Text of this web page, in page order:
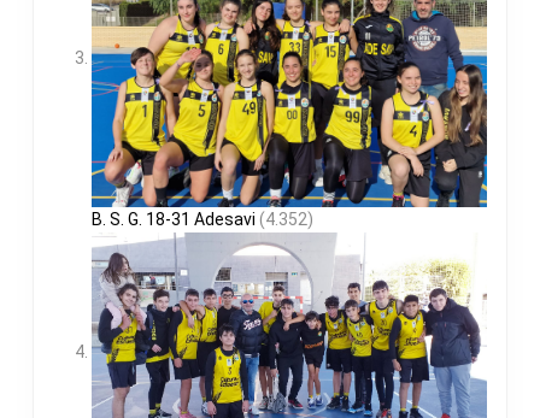
B. S. G. 18-31 Adesavi (4.352)